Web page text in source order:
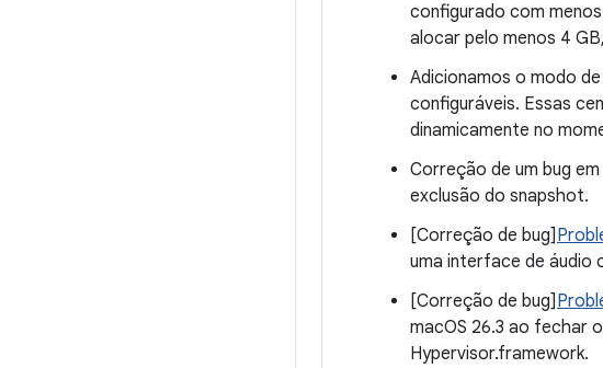
configurado com
alocar pelo menos 4
Adicionamos o modo
configuráveis. Essas
dinamicamente no
Correção de um bug
exclusão do snapshot.
[Correção de bug]
uma interface de áudio
[Correção de bug]
macOS 26.3 ao fechar
Hypervisor.framework.